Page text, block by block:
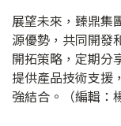
展望未來，臻鼎集
源優勢，共同開發
開拓策略，定期分
提供產品技術支援
強結合。（編輯：